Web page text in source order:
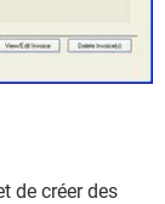
de créer des